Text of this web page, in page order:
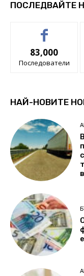
ПОСЛЕДВАЙТЕ
83,000
Последователи
НАЙ-НОВИТЕ